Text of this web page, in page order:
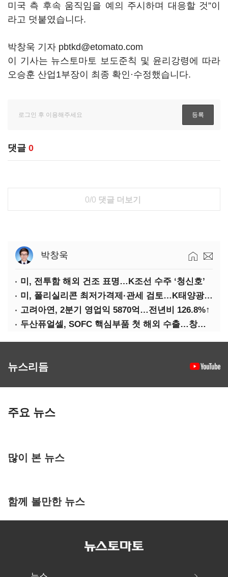
미국 측 후속 움직임을 예의 주시하며 대응할 것”이
라고 덧붙였습니다.
박창욱 기자 pbtkd@etomato.com
이 기사는 뉴스토마토 보도준칙 및 윤리강령에 따라
오승훈 산업1부장이 최종 확인·수정했습니다.
댓글 0
0/0 댓글 더보기
박창욱
미, 전투함 해외 건조 표명…K조선 수주 ‘청신호’
미, 폴리실리콘 최저가격제·관세 검토…K태양광 입지 확대 기대
고려아연, 2분기 영업익 5870억…전년비 126.8%↑
두산퓨얼셀, SOFC 핵심부품 첫 해외 수출…창사 이래 최대 규모
뉴스리듬
주요 뉴스
많이 본 뉴스
함께 볼만한 뉴스